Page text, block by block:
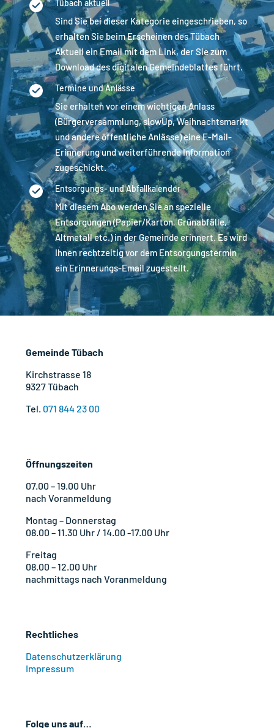
Tübach aktuell
Sind Sie bei dieser Kategorie eingeschrieben, so
erhalten Sie beim Erscheinen des Tübach
Aktuell ein Email mit dem Link, der Sie zum
Download des digitalen Gemeindeblattes führt.
Termine und Anlässe
Sie erhalten vor einem wichtigen Anlass
(Bürgerversammlung, slowUp, Weihnachtsmarkt
und andere öffentliche Anlässe) eine E-Mail-
Erinnerung und weiterführende Information
zugeschickt.
Entsorgungs- und Abfallkalender
Mit diesem Abo werden Sie an spezielle
Entsorgungen (Papier/Karton, Grünabfälle,
Altmetall etc.) in der Gemeinde erinnert. Es wird
Ihnen rechtzeitig vor dem Entsorgungstermin
ein Erinnerungs-Email zugestellt.
Gemeinde Tübach
Kirchstrasse 18
9327 Tübach
Tel. 071 844 23 00
Öffnungszeiten
07.00 – 19.00 Uhr
nach Voranmeldung
Montag – Donnerstag
08.00 – 11.30 Uhr / 14.00 -17.00 Uhr
Freitag
08.00 – 12.00 Uhr
nachmittags nach Voranmeldung
Rechtliches
Datenschutzerklärung
Impressum
Folge uns auf…